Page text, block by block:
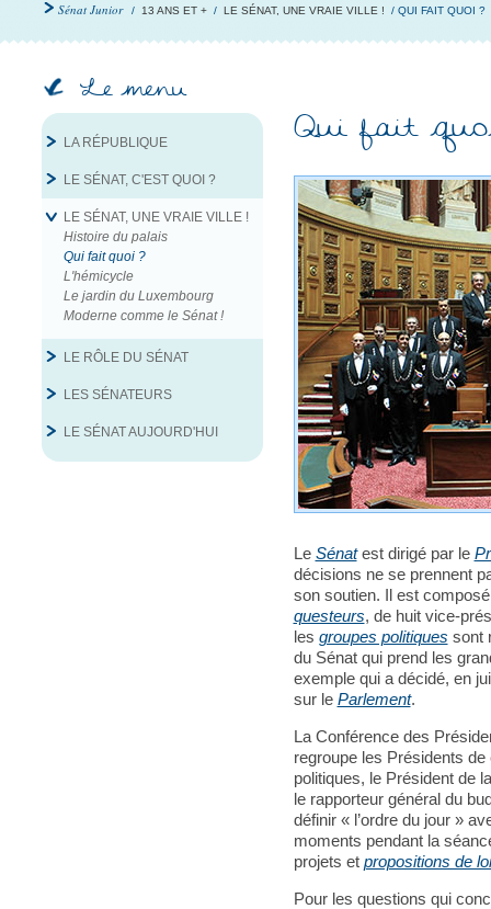
Sénat Junior / 13 ANS ET + / LE SÉNAT, UNE VRAIE VILLE ! / QUI FAIT QUOI ?
Le menu
LA RÉPUBLIQUE
LE SÉNAT, C'EST QUOI ?
LE SÉNAT, UNE VRAIE VILLE !
Histoire du palais
Qui fait quoi ?
L'hémicycle
Le jardin du Luxembourg
Moderne comme le Sénat !
LE RÔLE DU SÉNAT
LES SÉNATEURS
LE SÉNAT AUJOURD'HUI
Qui fait
Le Sénatest dirigé par le
décisions ne se prennent
son soutien. Il est
questeurs, de huit vice-
les groupes politiques sont
du Sénat qui prend les
exemple qui a décidé, en
sur le Parlement.
La Conférence des
regroupe les Présidents
politiques, le Président de
le rapporteur général du
définir « l’ordre du jour »
moments pendant la
projets et propositions de loi
Pour les questions qui